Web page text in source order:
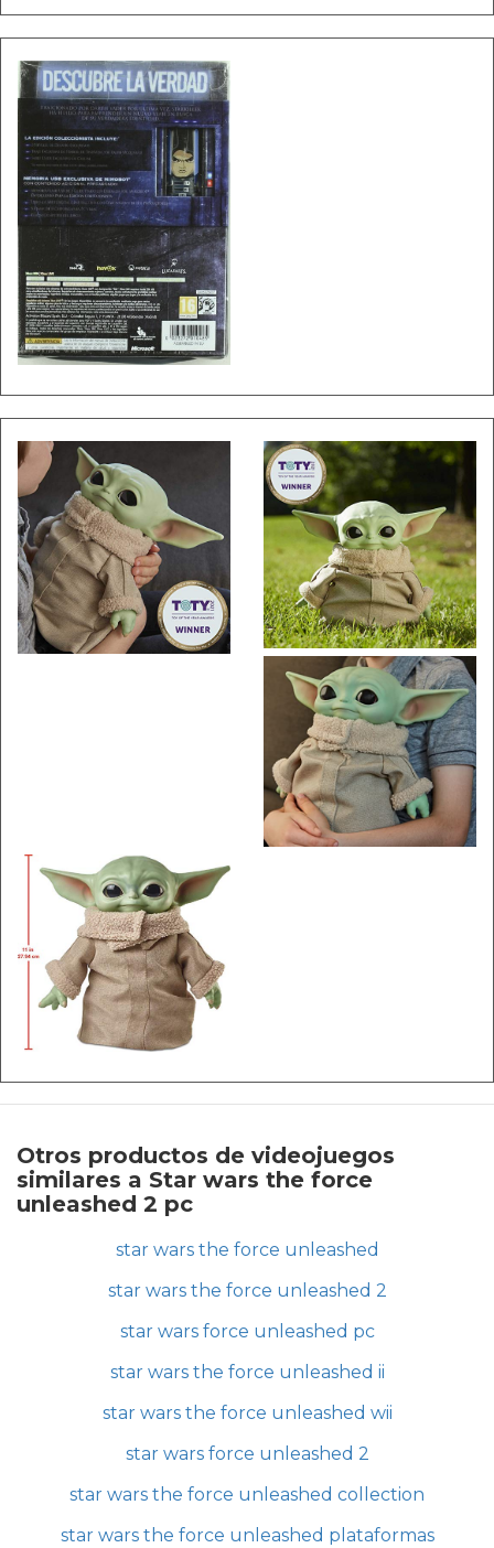
Otros productos de videojuegos
similares a Star wars the force
unleashed 2 pc
star wars the force unleashed
star wars the force unleashed 2
star wars force unleashed pc
star wars the force unleashed ii
star wars the force unleashed wii
star wars force unleashed 2
star wars the force unleashed collection
star wars the force unleashed plataformas